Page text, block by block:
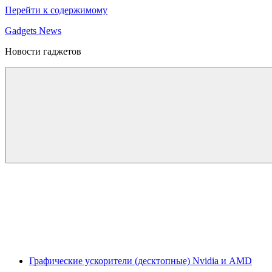
Перейти к содержимому
Gadgets News
Новости гаджетов
Графические ускорители (десктопные) Nvidia и AMD